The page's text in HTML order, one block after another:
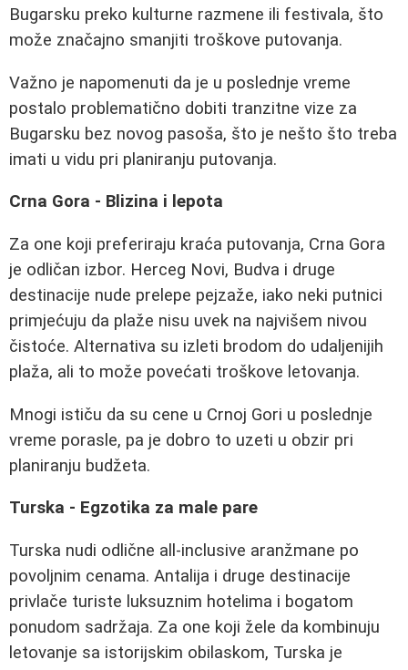
Bugarsku preko kulturne razmene ili festivala, što
može značajno smanjiti troškove putovanja.
Važno je napomenuti da je u poslednje vreme
postalo problematično dobiti tranzitne vize za
Bugarsku bez novog pasoša, što je nešto što treba
imati u vidu pri planiranju putovanja.
Crna Gora - Blizina i lepota
Za one koji preferiraju kraća putovanja, Crna Gora
je odličan izbor. Herceg Novi, Budva i druge
destinacije nude prelepe pejzaže, iako neki putnici
primjećuju da plaže nisu uvek na najvišem nivou
čistoće. Alternativa su izleti brodom do udaljenijih
plaža, ali to može povećati troškove letovanja.
Mnogi ističu da su cene u Crnoj Gori u poslednje
vreme porasle, pa je dobro to uzeti u obzir pri
planiranju budžeta.
Turska - Egzotika za male pare
Turska nudi odlične all-inclusive aranžmane po
povoljnim cenama. Antalija i druge destinacije
privlače turiste luksuznim hotelima i bogatom
ponudom sadržaja. Za one koji žele da kombinuju
letovanje sa istorijskim obilaskom, Turska je